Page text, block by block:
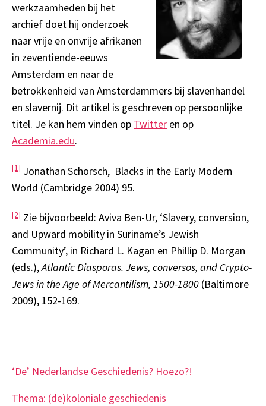
werkzaamheden bij het
archief doet hij onderzoek
naar vrije en onvrije afrikanen
in zeventiende-eeuws
Amsterdam en naar de
betrokkenheid van Amsterdammers bij slavenhandel
en slavernij. Dit artikel is geschreven op persoonlijke
titel. Je kan hem vinden op Twitter en op
Academia.edu.
[1] Jonathan Schorsch, Blacks in the Early Modern
World (Cambridge 2004) 95.
[2] Zie bijvoorbeeld: Aviva Ben-Ur, ‘Slavery, conversion,
and Upward mobility in Suriname’s Jewish
Community’, in Richard L. Kagan en Phillip D. Morgan
(eds.),Atlantic Diasporas. Jews, conversos, and Crypto-
Jews in the Age of Mercantilism, 1500-1800 (Baltimore
2009), 152-169.
‘De’ Nederlandse Geschiedenis? Hoezo?!
Thema: (de)koloniale geschiedenis